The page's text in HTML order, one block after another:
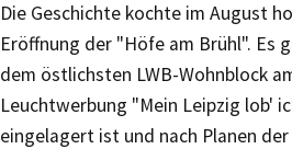
Die Geschichte kochte im August
Eröffnung der "Höfe am Brühl". Es
dem östlichsten LWB-Wohnblock
Leuchtwerbung "Mein Leipzig lob'
eingelagert ist und nach Planen